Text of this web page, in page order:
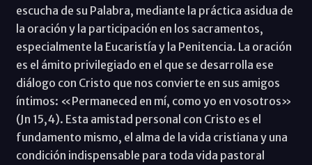
escucha de su Palabra, mediante la práctica asidua de
la oración y la participación en los sacramentos,
especialmente la Eucaristía y la Penitencia. La oración
es el ámito privilegiado en el que se desarrolla ese
diálogo con Cristo que nos convierte en sus amigos
íntimos: «Permaneced en mí, como yo en vosotros»
(Jn 15,4). Esta amistad personal con Cristo es el
fundamento mismo, el alma de la vida cristiana y una
condición indispensable para toda vida pastoral